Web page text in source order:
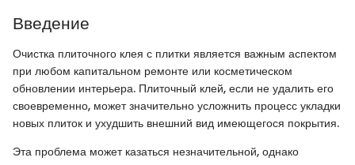
Введение
Очистка плиточного клея с плитки является важным аспектом
при любом капитальном ремонте или косметическом
обновлении интерьера. Плиточный клей, если не удалить его
своевременно, может значительно усложнить процесс укладки
новых плиток и ухудшить внешний вид имеющегося покрытия.
Эта проблема может казаться незначительной, однако